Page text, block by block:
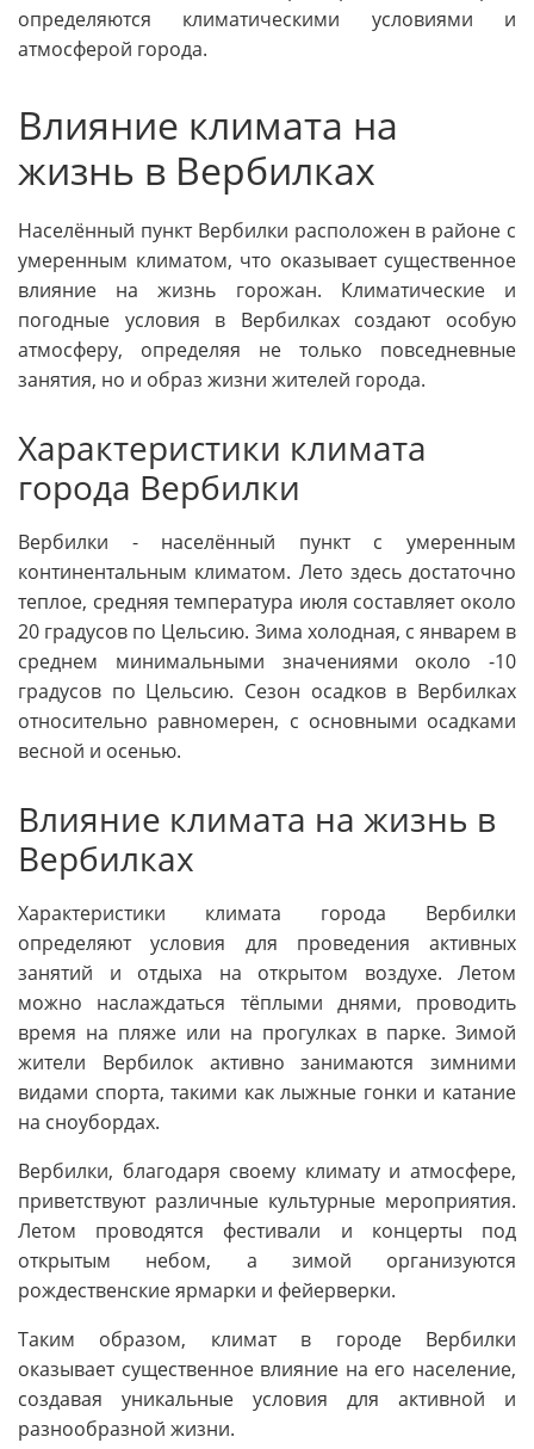
определяются климатическими условиями и
атмосферой города.
Влияние климата на
жизнь в Вербилках
Населённый пункт Вербилки расположен в районе с
умеренным климатом, что оказывает существенное
влияние на жизнь горожан. Климатические и
погодные условия в Вербилках создают особую
атмосферу, определяя не только повседневные
занятия, но и образ жизни жителей города.
Характеристики климата
города Вербилки
Вербилки - населённый пункт с умеренным
континентальным климатом. Лето здесь достаточно
теплое, средняя температура июля составляет около
20 градусов по Цельсию. Зима холодная, с январем в
среднем минимальными значениями около -10
градусов по Цельсию. Сезон осадков в Вербилках
относительно равномерен, с основными осадками
весной и осенью.
Влияние климата на жизнь в
Вербилках
Характеристики климата города Вербилки
определяют условия для проведения активных
занятий и отдыха на открытом воздухе. Летом
можно наслаждаться тёплыми днями, проводить
время на пляже или на прогулках в парке. Зимой
жители Вербилок активно занимаются зимними
видами спорта, такими как лыжные гонки и катание
на сноубордах.
Вербилки, благодаря своему климату и атмосфере,
приветствуют различные культурные мероприятия.
Летом проводятся фестивали и концерты под
открытым небом, а зимой организуются
рождественские ярмарки и фейерверки.
Таким образом, климат в городе Вербилки
оказывает существенное влияние на его население,
создавая уникальные условия для активной и
разнообразной жизни.